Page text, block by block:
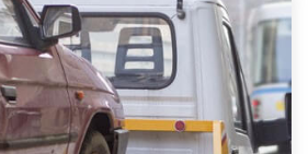
halen door de Sloopauto
Wij kunnen uw
in Deest. Neem telefonisch
terugbelafspraak. Wilt u
auto onderdelen offerte